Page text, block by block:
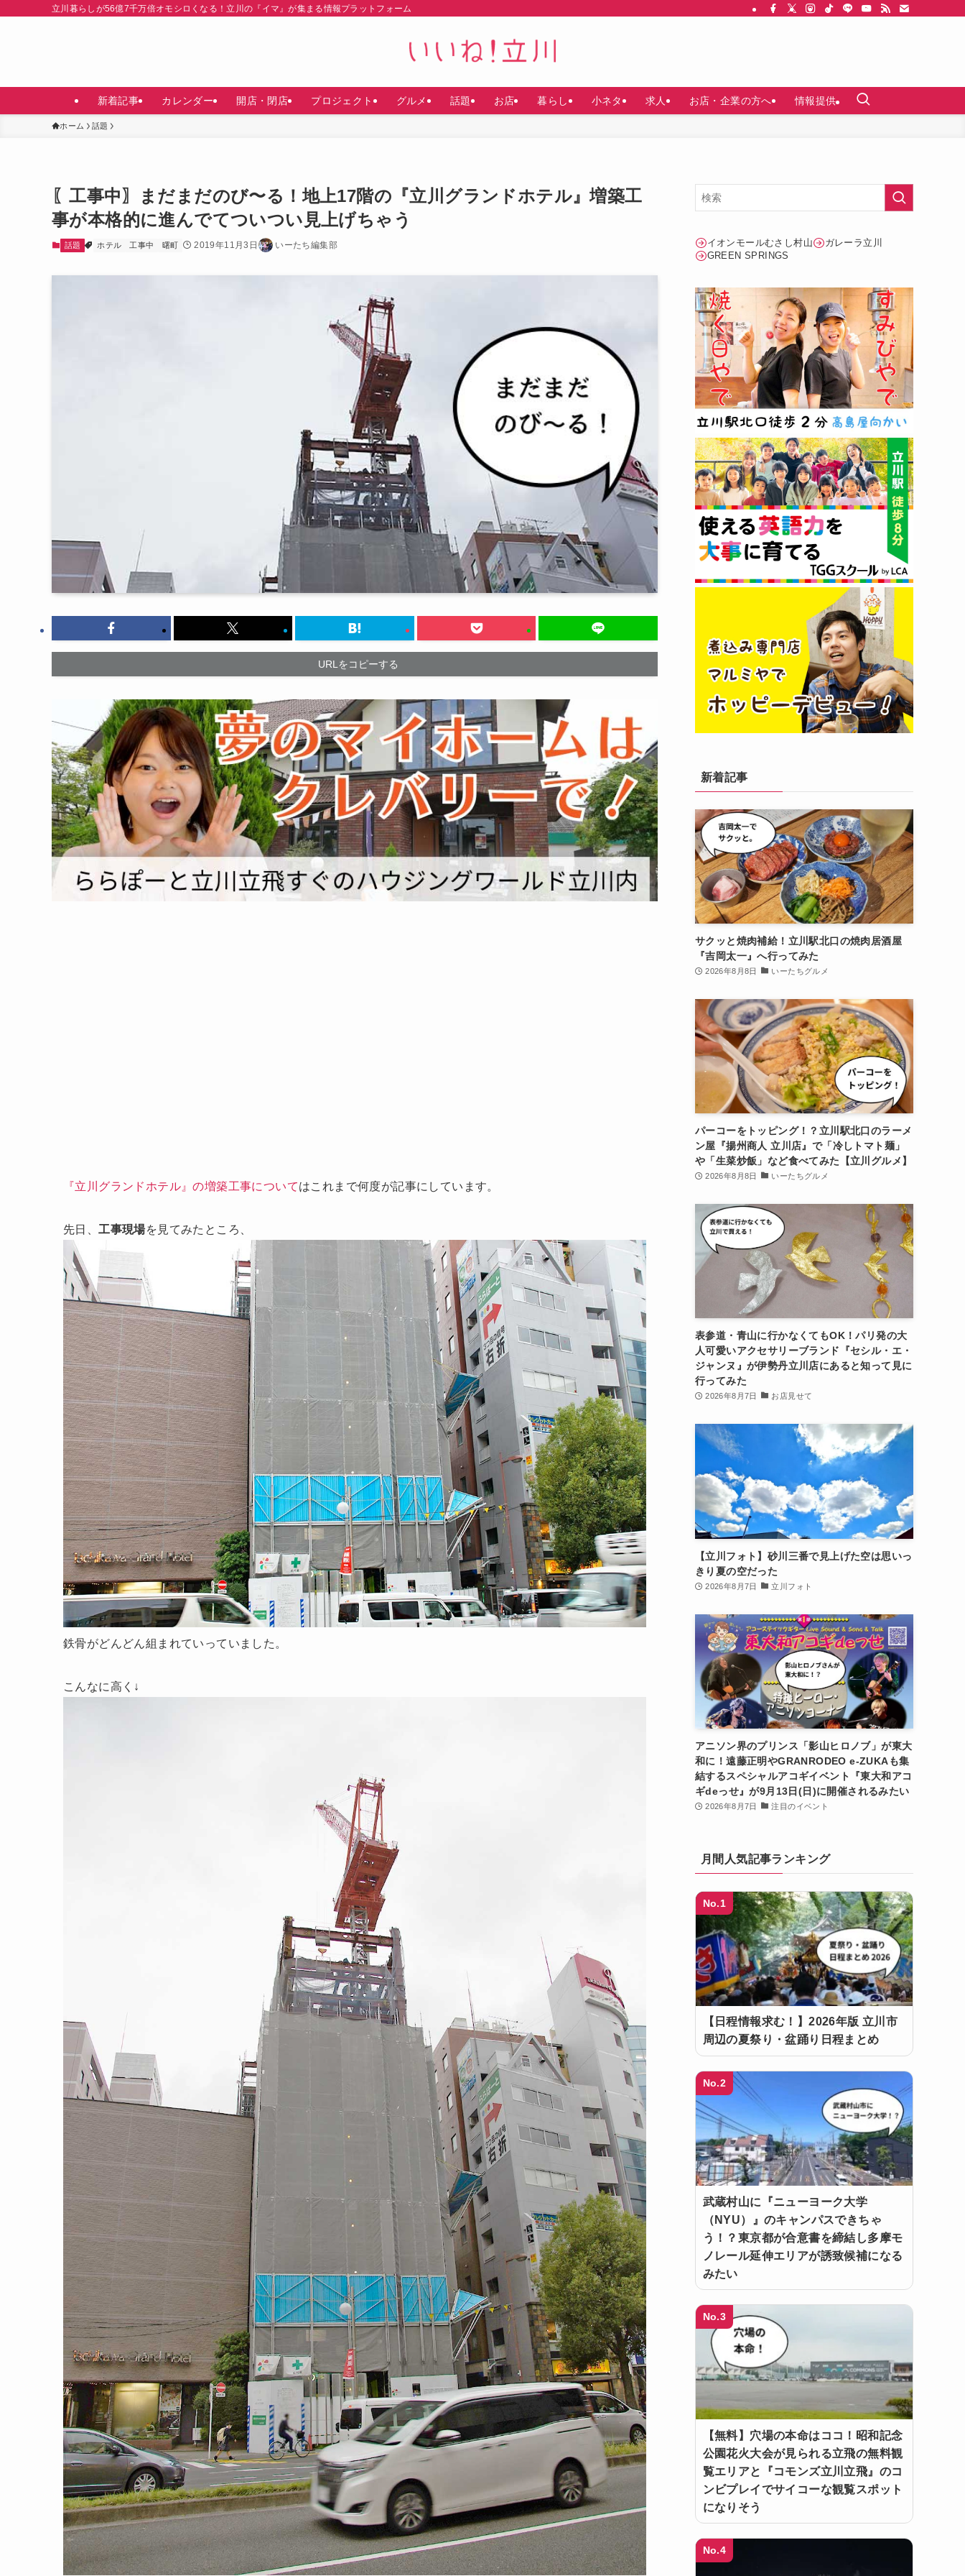
立川暮らしが56億7千万倍オモシロくなる！立川の『イマ』が集まる情報プラットフォーム
新着記事 カレンダー 開店・閉店 プロジェクト グルメ 話題 お店 暮らし 小ネタ 求人 お店・企業の方へ 情報提供
ホーム 話題
〖工事中〗まだまだのび〜る！地上17階の『立川グランドホテル』増築工
事が本格的に進んでてついつい見上げちゃう
話題 ホテル 工事中 曙町 2019年11月3日 いーたち編集部
URLをコピーする
『立川グランドホテル』の増築工事についてはこれまで何度が記事にしています。
先日、工事現場を見てみたところ、
鉄骨がどんどん組まれていっていました。
こんなに高く↓
イオンモールむさし村山
ガレーラ立川
GREEN SPRINGS
新着記事
サクッと焼肉補給！立川駅北口の焼肉居酒屋
『吉岡太一』へ行ってみた
2026年8月8日 いーたちグルメ
パーコーをトッピング！？立川駅北口のラーメ
ン屋『揚州商人 立川店』で「冷しトマト麺」
や「生菜炒飯」など食べてみた【立川グルメ】
2026年8月8日 いーたちグルメ
表参道・青山に行かなくてもOK！パリ発の大
人可愛いアクセサリーブランド『セシル・エ・
ジャンヌ』が伊勢丹立川店にあると知って見に
行ってみた
2026年8月7日 お店見せて
【立川フォト】砂川三番で見上げた空は思いっ
きり夏の空だった
2026年8月7日 立川フォト
アニソン界のプリンス「影山ヒロノブ」が東大
和に！遠藤正明やGRANRODEO e-ZUKAも集
結するスペシャルアコギイベント『東大和アコ
ギdeっせ』が9月13日(日)に開催されるみたい
2026年8月7日 注目のイベント
月間人気記事ランキング
No.1
【日程情報求む！】2026年版 立川市
周辺の夏祭り・盆踊り日程まとめ
No.2
武蔵村山に『ニューヨーク大学
（NYU）』のキャンパスできちゃ
う！？東京都が合意書を締結し多摩モ
ノレール延伸エリアが誘致候補になる
みたい
No.3
【無料】穴場の本命はココ！昭和記念
公園花火大会が見られる立飛の無料観
覧エリアと『コモンズ立川立飛』のコ
ンビプレイでサイコーな観覧スポット
になりそう
No.4